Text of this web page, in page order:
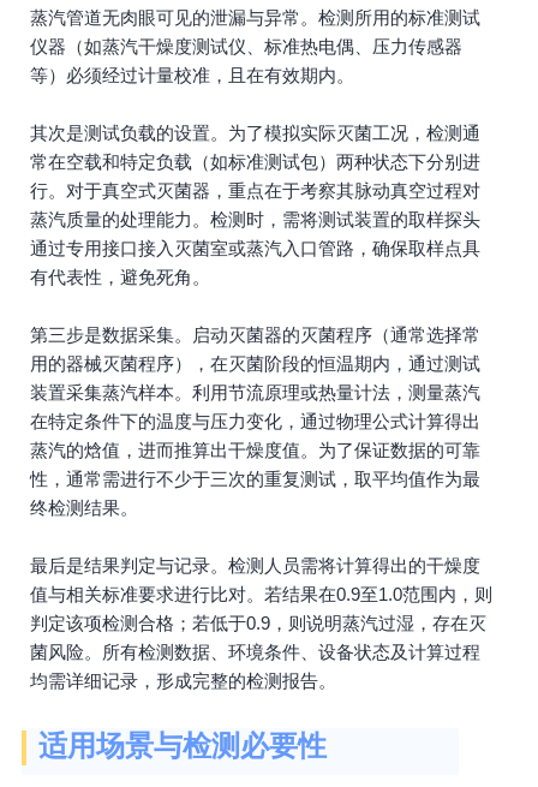
蒸汽管道无肉眼可见的泄漏与异常。检测所用的标准测试
仪器（如蒸汽干燥度测试仪、标准热电偶、压力传感器
等）必须经过计量校准，且在有效期内。
其次是测试负载的设置。为了模拟实际灭菌工况，检测通
常在空载和特定负载（如标准测试包）两种状态下分别进
行。对于真空式灭菌器，重点在于考察其脉动真空过程对
蒸汽质量的处理能力。检测时，需将测试装置的取样探头
通过专用接口接入灭菌室或蒸汽入口管路，确保取样点具
有代表性，避免死角。
第三步是数据采集。启动灭菌器的灭菌程序（通常选择常
用的器械灭菌程序），在灭菌阶段的恒温期内，通过测试
装置采集蒸汽样本。利用节流原理或热量计法，测量蒸汽
在特定条件下的温度与压力变化，通过物理公式计算得出
蒸汽的焓值，进而推算出干燥度值。为了保证数据的可靠
性，通常需进行不少于三次的重复测试，取平均值作为最
终检测结果。
最后是结果判定与记录。检测人员需将计算得出的干燥度
值与相关标准要求进行比对。若结果在0.9至1.0范围内，则
判定该项检测合格；若低于0.9，则说明蒸汽过湿，存在灭
菌风险。所有检测数据、环境条件、设备状态及计算过程
均需详细记录，形成完整的检测报告。
适用场景与检测必要性